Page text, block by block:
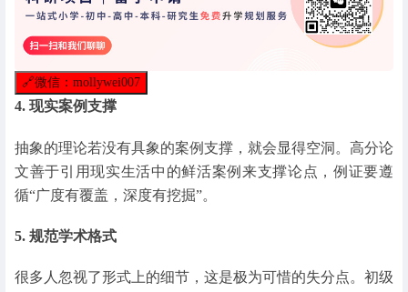
🔗微信：mollywei007
4. 现实案例支撑
抽象的理论若没有具象的案例支撑，就会显得空洞。高分论
文善于引用现实生活中的鲜活案例来支撑论点，例证要遵
循“广度有覆盖，深度有挖掘”。
5. 规范学术格式
很多人忽视了形式上的细节，这是极为可惜的失分点。初级